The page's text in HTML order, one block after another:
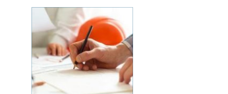
värdet på huset. Därför
blir valetav takläggare i
Jönköping avg...